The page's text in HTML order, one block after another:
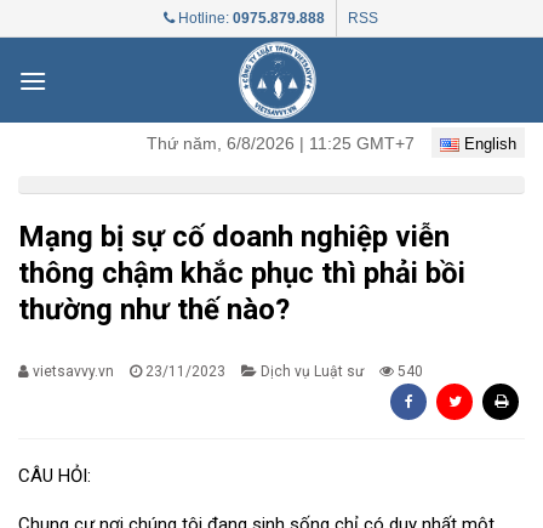
to
content
Hotline: 0975.879.888 RSS
Thứ năm, 6/8/2026 | 11:25 GMT+7 English
Mạng bị sự cố doanh nghiệp viễn
thông chậm khắc phục thì phải bồi
thường như thế nào?
vietsavvy.vn 23/11/2023 Dịch vụ Luật sư 540
CÂU HỎI: